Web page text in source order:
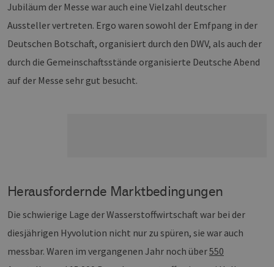
Jubiläum der Messe war auch eine Vielzahl deutscher
Aussteller vertreten. Ergo waren sowohl der Emfpang in der
Deutschen Botschaft, organisiert durch den DWV, als auch der
durch die Gemeinschaftsstände organisierte Deutsche Abend
auf der Messe sehr gut besucht.
Herausfordernde Marktbedingungen
Die schwierige Lage der Wasserstoffwirtschaft war bei der
diesjährigen Hyvolution nicht nur zu spüren, sie war auch
messbar. Waren im vergangenen Jahr noch über550